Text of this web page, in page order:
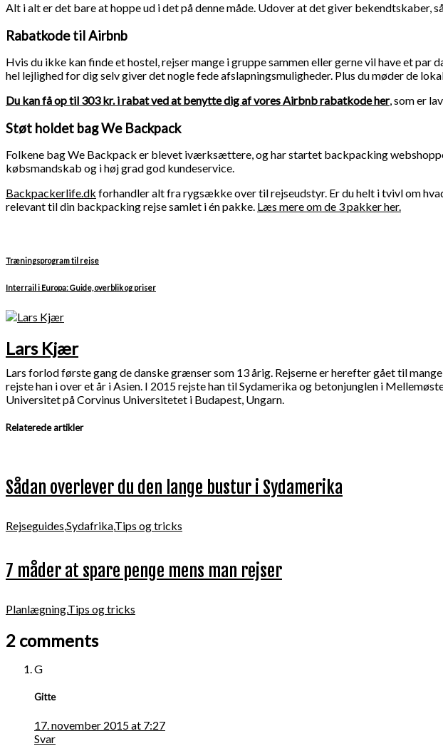
Alt i alt er det bare at hoppe ud i det på denne måde. Udover at det giver
Rabatkode til Airbnb
Hvis du ikke kan finde et hostel, rejser mange i gruppe sammen eller gerne vil have et
hel lejlighed for dig selv giver det nogle fede afslapningsmuligheder. Plus du møder de
Du kan få op til 303 kr. i rabat ved at benytte dig af vores Airbnb rabatkode her, som er
Støt holdet bag We Backpack
Folkene bag We Backpack er blevet iværksættere, og har startet backpacking
købsmandskab og i høj grad god kundeservice.
Backpackerlife.dk forhandler alt fra rygsække over til rejseudstyr. Er du helt i tvivl om
relevant til din backpacking rejse samlet i én pakke. Læs mere om de 3 pakker her.
Træningsprogram til rejse
Interrail i Europa: Guide, overblik og priser
Lars Kjær
Lars forlod første gang de danske grænser som 13 årig. Rejserne er herefter gået til
rejste han i over et år i Asien. I 2015 rejste han til Sydamerika og betonjunglen i
Universitet på Corvinus Universitetet i Budapest, Ungarn.
Relaterede artikler
Sådan overlever du den lange bustur i Sydamerika
Rejseguides SydafrikaTips og tricks
7 måder at spare penge mens man rejser
PlanlægningTips og tricks
2 comments
G
Gitte
17. november 2015 at 7:27
Svar